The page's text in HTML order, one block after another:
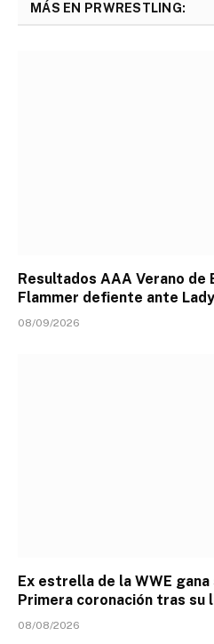
MÁS EN PRWRESTLING:
Resultados AAA Verano de
Flammer defiente ante
08/09/2026
Ex estrella de la WWE
Primera coronación tras su
08/08/2026